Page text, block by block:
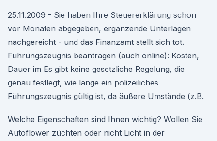
25.11.2009 - Sie haben Ihre Steuererklärung schon
vor Monaten abgegeben, ergänzende Unterlagen
nachgereicht - und das Finanzamt stellt sich tot.
Führungszeugnis beantragen (auch online): Kosten,
Dauer im Es gibt keine gesetzliche Regelung, die
genau festlegt, wie lange ein polizeiliches
Führungszeugnis gültig ist, da äußere Umstände (z.B.
Welche Eigenschaften sind Ihnen wichtig? Wollen Sie
Autoflower züchten oder nicht Licht in der